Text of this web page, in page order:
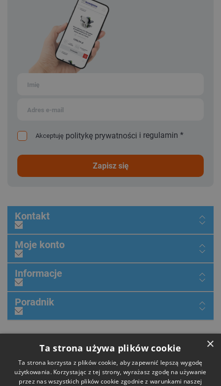
Akceptuję politykę prywatności i regulamin *
zapisz się
Kontakt
Moje konto
Informacje
Poradnik
×
Ta strona używa plików cookie
Ta strona korzysta z plików cookie, aby zapewnić lepszą wygodę
użytkowania. Korzystając z tej strony, wyrażasz zgodę na używanie
przez nas wszystkich plików cookie zgodnie z warunkami naszej